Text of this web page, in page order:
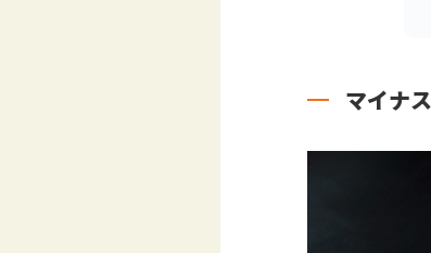
マイナ